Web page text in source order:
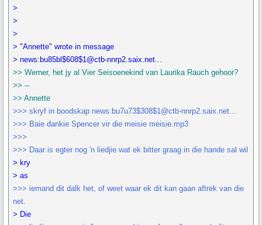
>
>
>
> "Annette" wrote in message
> news:bu85bl$608$1@ctb-nnrp2.saix.net...
>> Werner, het jy al Vier Seisoenekind van Laurika Rauch gehoor?
>> --
>> Annette
>>> skryf in boodskap news:bu7u73$308$1@ctb-nnrp2.saix.net...
>>> Baie dankie Spencer vir die meisie meisie.mp3
>>>
>>> Daar is egter nog 'n liedjie wat ek bitter graag in die hande sal wil
> kry
> as
>>> iemand dit dalk het, of weet waar ek dit kan gaan aftrek van die
net.
> Die